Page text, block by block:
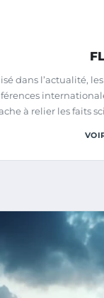
dans l’actualité,
à relier les faits